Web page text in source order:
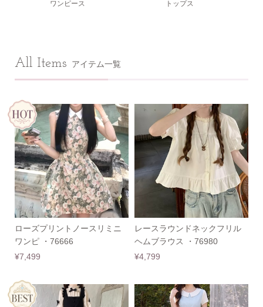
ワンピース トップス
All Items アイテム一覧
ローズプリントノースリミニ
ワンピ ・76666
¥7,499
レースラウンドネックフリル
ヘムブラウス ・76980
¥4,799